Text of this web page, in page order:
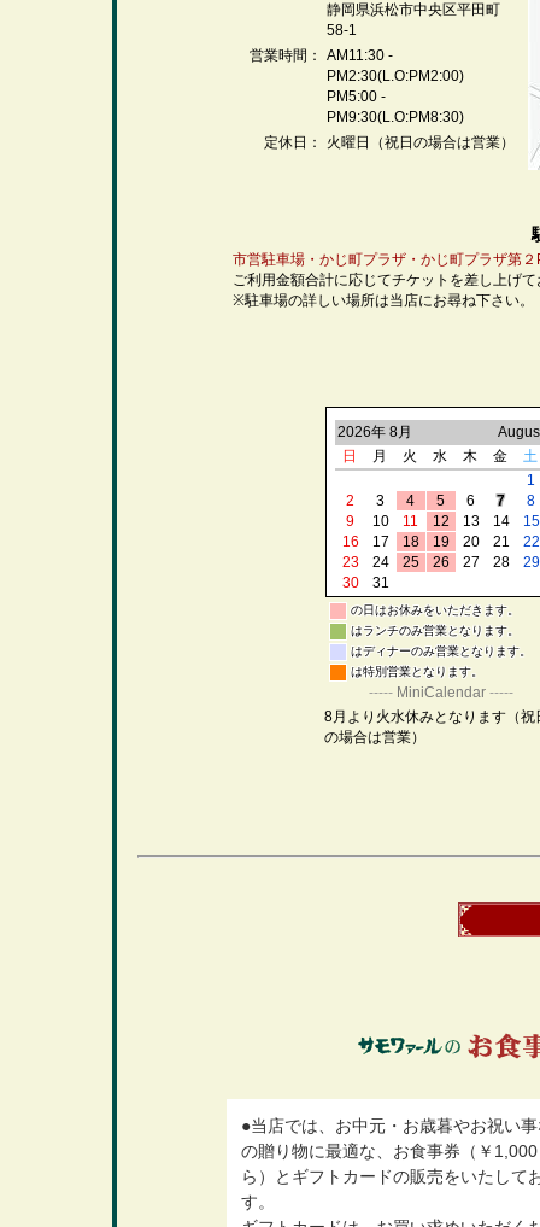
静岡県浜松市中央区平田町
58-1
営業時間：
AM11:30 -
PM2:30(L.O:PM2:00)
PM5:00 -
PM9:30(L.O:PM8:30)
定休日：
火曜日（祝日の場合は営業）
市営駐車場・かじ町プラザ・かじ町プラザ第
ご利用金額合計に応じてチケットを差し上げ
※駐車場の詳しい場所は当店にお尋ね下さい。
●当店では、お中元・お歳暮やお祝い
の贈り物に最適な、お食事券（￥
ら）とギフトカードの販売をいたして
す。